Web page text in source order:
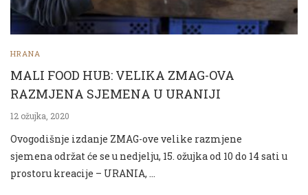
HRANA
MALI FOOD HUB: VELIKA ZMAG-OVA
RAZMJENA SJEMENA U URANIJI
12 ožujka, 2020
Ovogodišnje izdanje ZMAG-ove velike razmjene
sjemena održat će se u nedjelju, 15. ožujka od 10 do 14 sati u
prostoru kreacije – URANIA, …